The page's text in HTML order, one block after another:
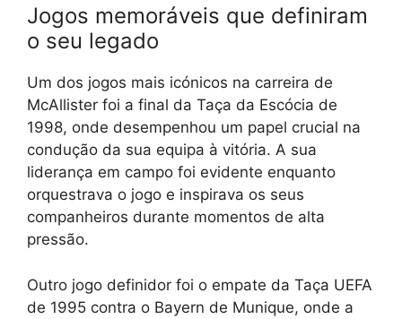
Jogos memoráveis que definiram
o seu legado
Um dos jogos mais icónicos na carreira de
McAllister foi a final da Taça da Escócia de
1998, onde desempenhou um papel crucial na
condução da sua equipa à vitória. A sua
liderança em campo foi evidente enquanto
orquestrava o jogo e inspirava os seus
companheiros durante momentos de alta
pressão.
Outro jogo definidor foi o empate da Taça UEFA
de 1995 contra o Bayern de Munique, onde a